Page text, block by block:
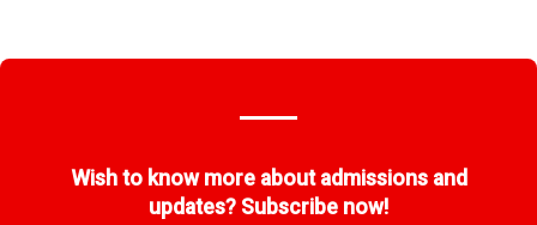
Wish to know more about admissions and
updates? Subscribe now!